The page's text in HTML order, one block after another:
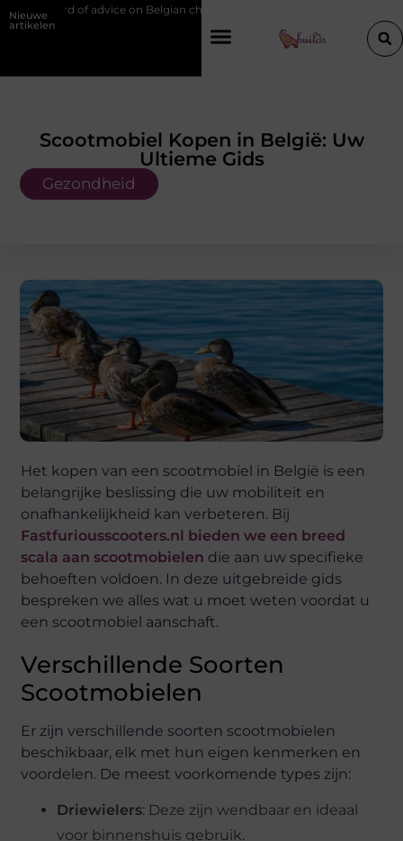
Nieuwe
artikelen
on Belgian chef training and education
Scootmobiel Kopen in België: Uw
Ultieme Gids
Gezondheid
Het kopen van een scootmobiel in België is een
belangrijke beslissing die uw mobiliteit en
onafhankelijkheid kan verbeteren. Bij
Fastfuriousscooters.nl bieden we een breed
scala aan scootmobielen die aan uw specifieke
behoeften voldoen. In deze uitgebreide gids
bespreken we alles wat u moet weten voordat u
een scootmobiel aanschaft.
Verschillende Soorten
Scootmobielen
Er zijn verschillende soorten scootmobielen
beschikbaar, elk met hun eigen kenmerken en
voordelen. De meest voorkomende types zijn:
Driewielers: Deze zijn wendbaar en ideaal
voor binnenshuis gebruik.